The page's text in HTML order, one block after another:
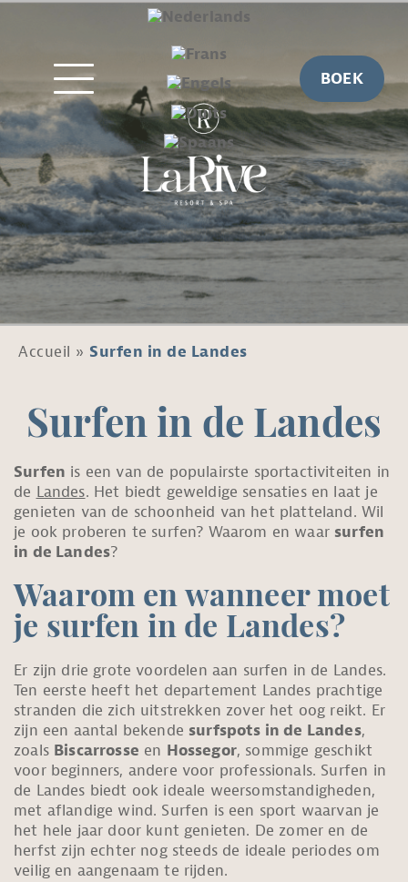
BOEK
Accueil » Surfen in de Landes
Surfen in de Landes
Surfen is een van de populairste sportactiviteiten in
de Landes. Het biedt geweldige sensaties en laat je
genieten van de schoonheid van het platteland. Wil
je ook proberen te surfen? Waarom en waar surfen
in de Landes?
Waarom en wanneer moet
je surfen in de Landes?
Er zijn drie grote voordelen aan surfen in de Landes.
Ten eerste heeft het departement Landes prachtige
stranden die zich uitstrekken zover het oog reikt. Er
zijn een aantal bekende surfspots in de Landes,
zoals Biscarrosse en Hossegor, sommige geschikt
voor beginners, andere voor professionals. Surfen in
de Landes biedt ook ideale weersomstandigheden,
met aflandige wind. Surfen is een sport waarvan je
het hele jaar door kunt genieten. De zomer en de
herfst zijn echter nog steeds de ideale periodes om
veilig en aangenaam te rijden.